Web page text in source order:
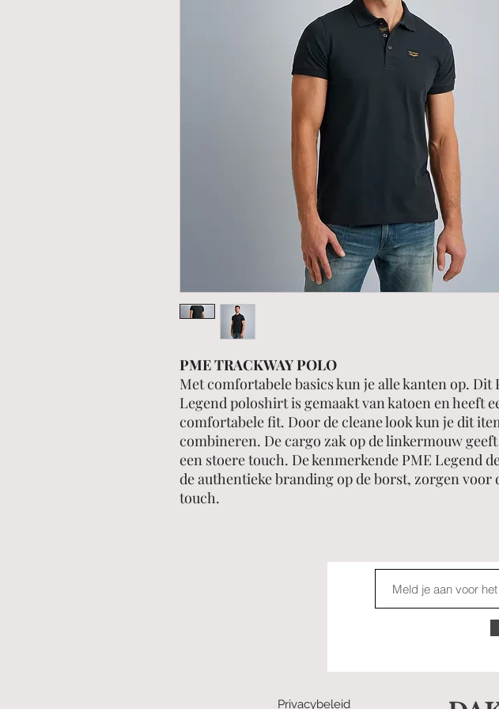
PME TRACKWAY POLO
Met comfortabele basics kun je alle kanten op. Dit
Legend poloshirt is gemaakt van katoen en heeft
comfortabele fit. Door de cleane look kun je dit
combineren. De cargo zak op de linkermouw
een stoere touch. De kenmerkende PME Legend
de authentieke branding op de borst, zorgen voor
touch.
Privacybeleid